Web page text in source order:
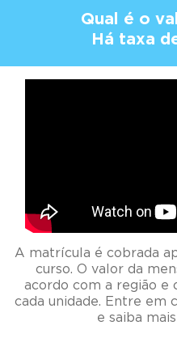
Qual é o
Há taxa
A matrícula é cobrada
curso. O valor da
acordo com a região e
cada unidade. Entre em
e saiba